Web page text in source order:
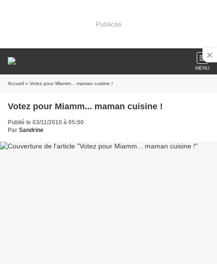
Publicité
MENU
Accueil » Votez pour Miamm... maman cuisine !
Votez pour Miamm... maman cuisine !
Publié le 03/11/2010 à 05:00
Par Sandrine